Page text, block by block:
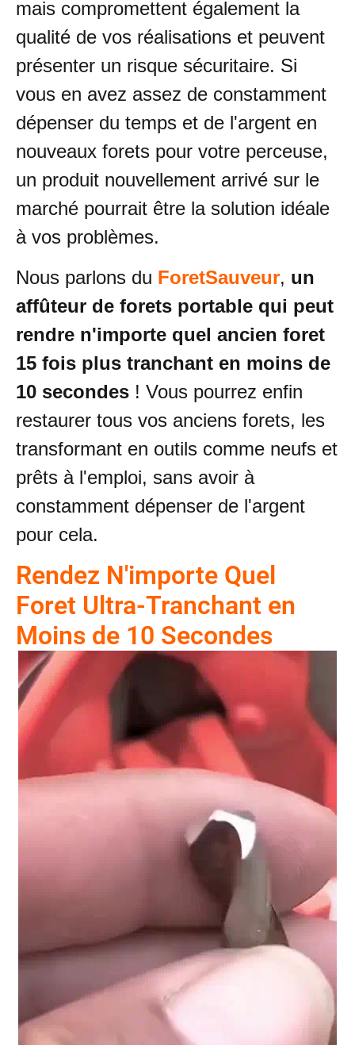
mais compromettent également la
qualité de vos réalisations et peuvent
présenter un risque sécuritaire. Si
vous en avez assez de constamment
dépenser du temps et de l'argent en
nouveaux forets pour votre perceuse,
un produit nouvellement arrivé sur le
marché pourrait être la solution idéale
à vos problèmes.
Nous parlons du ForetSauveur, un
affûteur de forets portable qui peut
rendre n'importe quel ancien foret
15 fois plus tranchant en moins de
10 secondes ! Vous pourrez enfin
restaurer tous vos anciens forets, les
transformant en outils comme neufs et
prêts à l'emploi, sans avoir à
constamment dépenser de l'argent
pour cela.
Rendez N'importe Quel
Foret Ultra-Tranchant en
Moins de 10 Secondes